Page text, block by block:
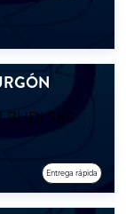
Entrega rápida